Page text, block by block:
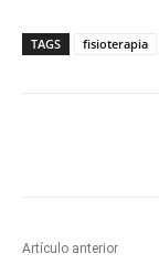
TAGS fisioterapia
Artículo anterior